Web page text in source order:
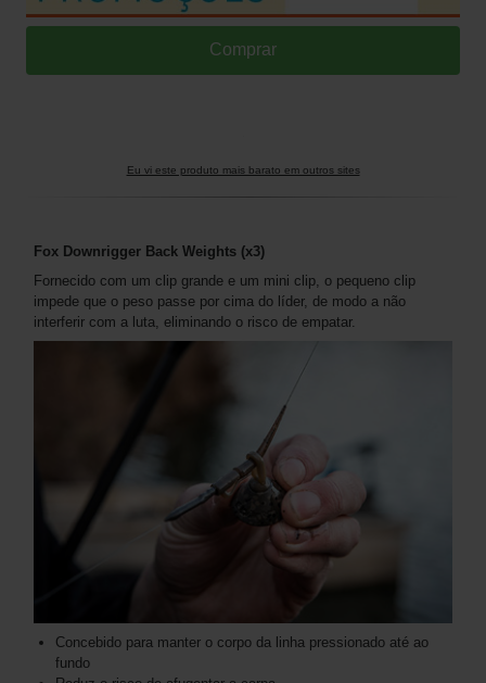
Eu vi este produto mais barato em outros sites
Fox Downrigger Back Weights (x3)
Fornecido com um clip grande e um mini clip, o pequeno clip
impede que o peso passe por cima do líder, de modo a não
interferir com a luta, eliminando o risco de empatar.
Concebido para manter o corpo da linha pressionado até ao
fundo